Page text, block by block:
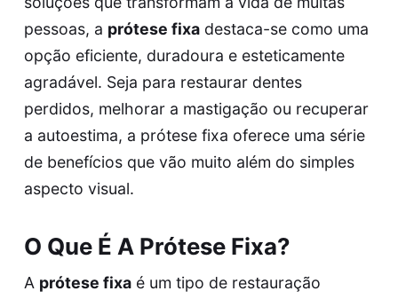
pessoas, a prótese fixadestaca-se como uma
opção eficiente, duradoura e esteticamente
agradável. Seja para restaurar dentes
perdidos, melhorar a mastigação ou recuperar
a autoestima, a prótese fixa oferece uma série
de benefícios que vão muito além do simples
aspecto visual.
O Que É A Prótese Fixa?
A prótese fixaé um tipo de restauração